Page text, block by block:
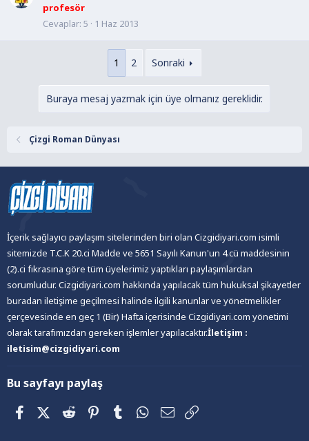
profesör
Cevaplar 5 1 Haz 2013
1 2 Sonraki
Buraya mesaj yazmak için üye olmanız gereklidir.
Çizgi Roman Dünyası
İçerik sağlayıcı paylaşım sitelerinden biri olan Cizgidiyari.com isimli
sitemizde T.C.K 20.ci Madde ve 5651 Sayılı Kanun'un 4.cü maddesinin
(2).ci fıkrasına göre tüm üyelerimiz yaptıkları paylaşımlardan
sorumludur. Cizgidiyari.com hakkında yapılacak tüm hukuksal şikayetler
buradan iletişime geçilmesi halinde ilgili kanunlar ve yönetmelikler
çerçevesinde en geç 1 (Bir) Hafta içerisinde Cizgidiyari.com yönetimi
olarak tarafımızdan gereken işlemler yapılacaktır.İletişim :
iletisim@cizgidiyari.com
Bu sayfayı paylaş
FacebookX (Twitter)
Reddit PinterestTumblrWhatsApp
E-posta